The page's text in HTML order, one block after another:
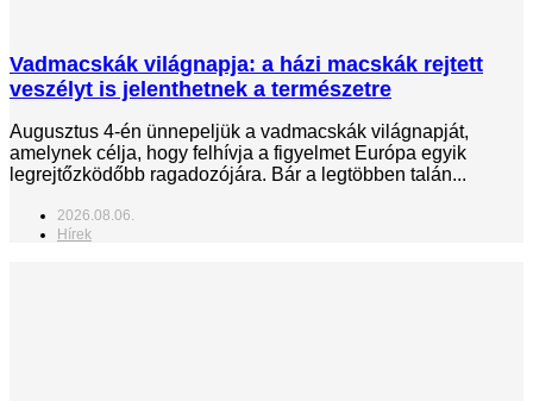
Vadmacskák világnapja: a házi macskák rejtett
veszélyt is jelenthetnek a természetre
Augusztus 4-én ünnepeljük a vadmacskák világnapját,
amelynek célja, hogy felhívja a figyelmet Európa egyik
legrejtőzködőbb ragadozójára. Bár a legtöbben talán...
2026.08.06.
Hírek